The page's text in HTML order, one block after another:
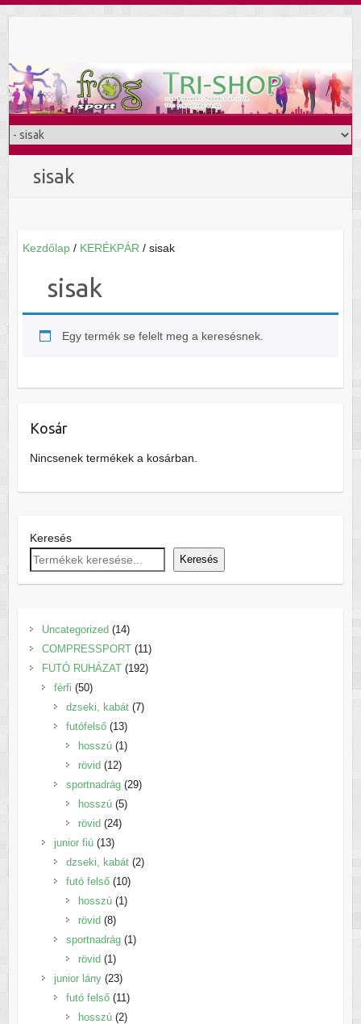
sisak
Kezdőlap/ KERÉKPÁR / sisak
sisak
Egy termék se felelt meg a keresésnek.
Kosár
Nincsenek termékek a kosárban.
Keresés
Keresés
Uncategorized 1414
termék
COMPRESSPORT 1111
termék
FUTÓ RUHÁZAT 192192
férfi 5050
termék
dzseki, kabát 77
futófelső 1313
termék
hosszú 11
rövid 1212
termék
sportnadrág 2929
hosszú 55
rövid 2424
junior fiú 1313
termék
dzseki, kabát 22
futó felső 1010
termék
hosszú 11
rövid 88
termék
sportnadrág 11
rövid 11
termék
junior lány 2323
termék
futó felső 1111
termék
hosszú 22